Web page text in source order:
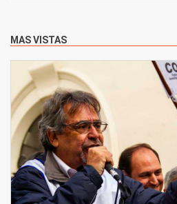
MAS VISTAS